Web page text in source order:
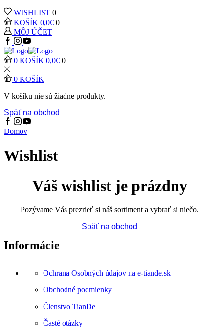
WISHLIST 0
KOŠÍK 0,0€ 0
MÔJ ÚČET
0 KOŠÍK 0,0€ 0
0 KOŠÍK
V košíku nie sú žiadne produkty.
Späť na obchod
Domov
Wishlist
Váš wishlist je prázdny
Pozývame Vás prezrieť si náš sortiment a vybrať si niečo.
Späť na obchod
Informácie
Ochrana Osobných údajov na e-tiande.sk
Obchodné podmienky
Členstvo TianDe
Časté otázky